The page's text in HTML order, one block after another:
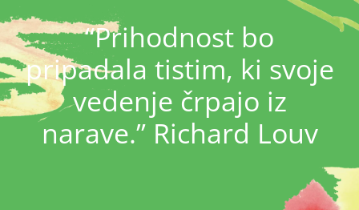
“Prihodnost bo
pripadala tistim, ki svoje
vedenje črpajo iz
narave.” Richard Louv